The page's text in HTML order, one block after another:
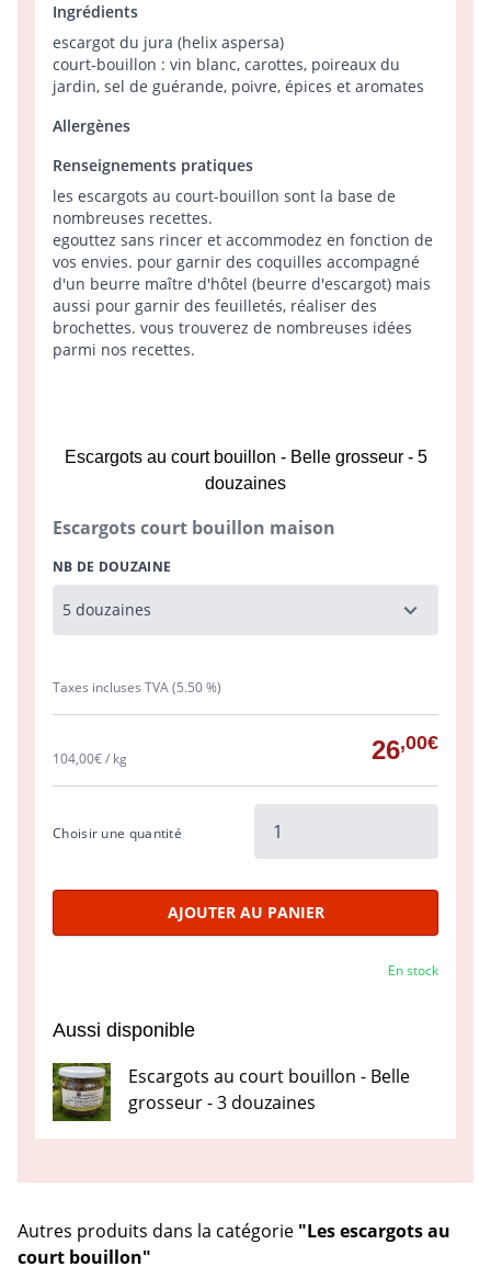
Ingrédients
escargot du jura (helix aspersa)
court-bouillon : vin blanc, carottes, poireaux du
jardin, sel de guérande, poivre, épices et aromates
Allergènes
Renseignements pratiques
les escargots au court-bouillon sont la base de
nombreuses recettes.
egouttez sans rincer et accommodez en fonction de
vos envies. pour garnir des coquilles accompagné
d'un beurre maître d'hôtel (beurre d'escargot) mais
aussi pour garnir des feuilletés, réaliser des
brochettes. vous trouverez de nombreuses idées
parmi nos recettes.
Escargots au court bouillon - Belle grosseur - 5
douzaines
Escargots court bouillon maison
NB DE DOUZAINE
Taxes incluses TVA (5.50 %)
104,00€ / kg 26,00€
Choisir une quantité
AJOUTER AU PANIER
En stock
Aussi disponible
Escargots au court bouillon - Belle
grosseur - 3 douzaines
Autres produits dans la catégorie "Les escargots au
court bouillon"